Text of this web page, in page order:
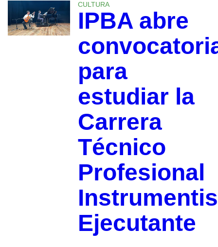
CULTURA
IPBA abre
para
estudiar la
Carrera
Técnico
Profesional
Ejecutante